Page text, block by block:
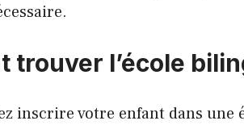
trouver l’école
inscrire votre enfant dans